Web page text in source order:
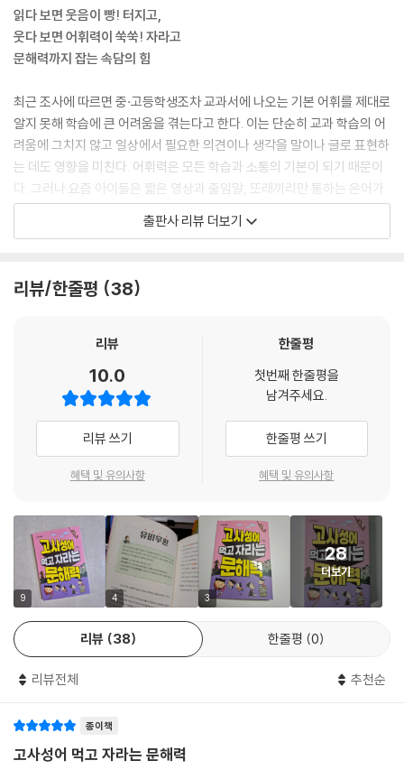
결초보은_106쪽
동병상련_110쪽
다반사_114쪽
백발백중_122쪽
단도직입_126쪽
촌철살인_130쪽
도전! 고사성어_134쪽
속담 보따리_140쪽
읽다 보면 웃음이 빵! 터지고,
웃다 보면 어휘력이 쑥쑥! 자라고
문해력까지 잡는 속담의 힘
최근 조사에 따르면 중·고등학생조차 교과서에 나오는 기본 어휘를 제대로
알지 못해 학습에 큰 어려움을 겪는다고 한다. 이는 단순히 교과 학습의 어
려움에 그치지 않고 일상에서 필요한 의견이나 생각을 말이나 글로 표현하
는 데도 영향을 미친다. 어휘력은 모든 학습과 소통의 기본이 되기 때문이
다. 그러나 요즘 아이들은 짧은 영상과 줄임말, 또래끼리만 통하는 은어가
익숙한 것이 현실이다.
하나로 어휘력을 늘리고, 일상의 지혜를 얻을 수 있을 뿐만 아니라 생각을
해, 속담의 유래와 그 속에 스며든 지혜를 이야기로 풀어낸다. 이야기를 읽
으며 어려운 단어는 자연스레 짐작하고 따로 정리된 어휘 풀이로 정확하게
이해하게 돕는다. 또한 ‘이럴 때 사용하는 속담!’ 팁을 통해 일상에서 속담
을 어떻게 활용할 수 있는지도 구체적으로 안내한다.
속담으로 시작해 속담으로 완성하는 문해력
속담은 짧은 문장 속에 삶의 지혜와 통찰을 담고 있다. 그래서 간결하면서
도 핵심을 찌르는 표현으로 생각을 명확하면서도 웃음을 담아 전달하는 힘
이 있다. 《속담 먹고 자라는 문해력》은 이러한 속담의 가치를 아이들의 눈
높이에 맞추어 쉽고 재미있게 풀어낸다.
면서 시작하는데, 먼저 속담에 등장하는 ‘되’나 ‘말’ 같은 어려운 단어의 뜻
어떤 의미를 지니게 되는지를 이야기로 풀고, 이 과정에서 언급된 어려운
단어를 모아 자연스러운 흐름으로 어휘를 습득하게 한다.
출판사 리뷰 더보기
리뷰/한줄평 38
리뷰
10.0
리뷰 쓰기
혜택 및 유의사항
한줄평
첫번째 한줄평을
남겨주세요.
한줄평 쓰기
혜택 및 유의사항
9 4 3
28
더보기
리뷰 38 한줄평 0
리뷰전체 추천순
종이책
고사성어 먹고 자라는 문해력